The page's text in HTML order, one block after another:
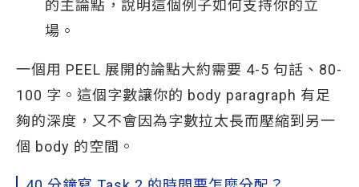
的主論點，說明這個例子如何支持你的立
場。
一個用 PEEL 展開的論點大約需要 4-5 句話、80-
100 字。這個字數讓你的 body paragraph 有足
夠的深度，又不會因為字數拉太長而壓縮到另一
個 body 的空間。